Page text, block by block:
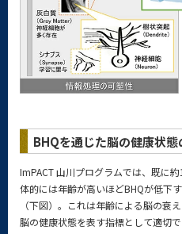
BHQを通じた脳の健康状態
ImPACT 山川プログラムでは、既に
体的には年齢が高いほどBHQが低下
（下図）。これは年齢による脳の衰
脳の健康状態を表す指標として適切で